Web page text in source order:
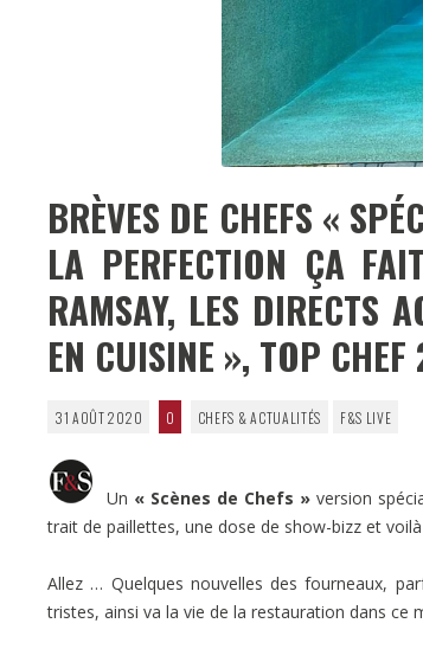
BRÈVES DE CHEFS «
LA PERFECTION ÇA
RAMSAY, LES DIRECTS
EN CUISINE », TOP
31 AOÛT 2020 0 CHEFS & ACTUALITÉS F&S LIVE
Un « Scènes de Chefs »version
trait de paillettes, une dose de show-bizz et
Allez … Quelques nouvelles des fourneaux,
tristes, ainsi va la vie de la restauration dans ce